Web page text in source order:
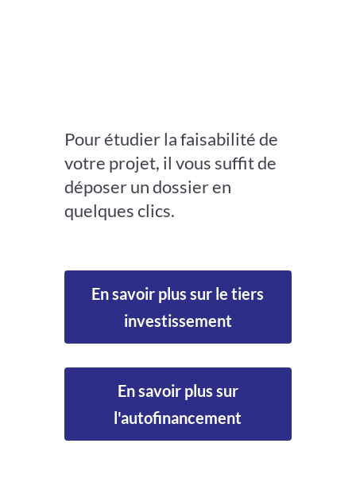
Pour étudier la faisabilité de
votre projet, il vous suffit de
déposer un dossier en
quelques clics.
En savoir plus sur le tiers
investissement
En savoir plus sur
l'autofinancement